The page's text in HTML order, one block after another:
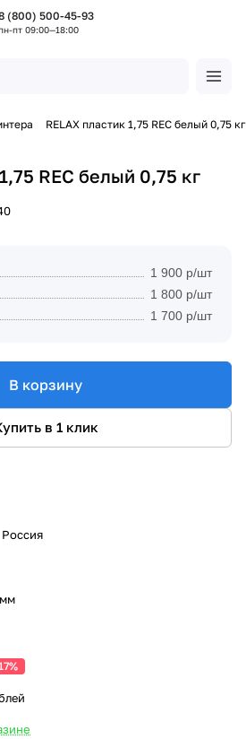
(800) 500-45-93
пт 09:00—18:00
RELAX пластик 1,75 REC белый 0,75 кг
REC белый 0,75 кг
1 900 р/шт
1 800 р/шт
1 700 р/шт
В корзину
в 1 клик
Россия